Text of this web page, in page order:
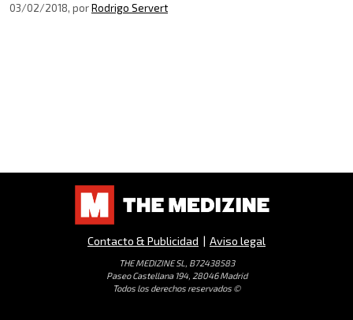
03/02/2018, porRodrigo Servert
Contacto & Publicidad | Aviso legal
THE MEDIZINE SL, B72438583
Paseo Castellana 194, 28046 Madrid
Todos los derechos reservados ©